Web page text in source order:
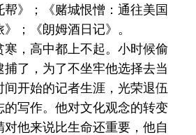
帮》；《赌城恨憎：通往美国
；《朗姆酒日记》。
寒，高中都上不起。小时候偷
捕了，为了不坐牢他选择去当
间开始的记者生涯，光荣退伍
的写作。他对文化观念的转变
他来说比生命还重要，他自